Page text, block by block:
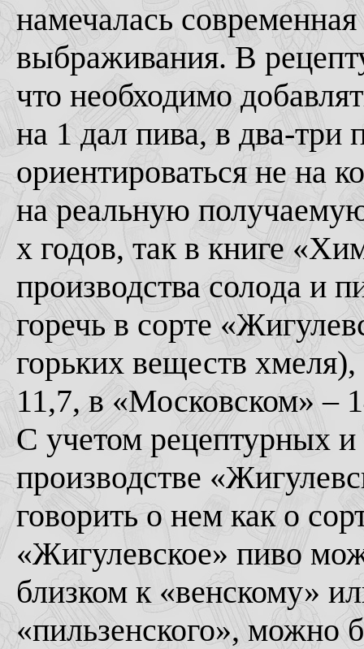
намечалась
выбраживания. В
что необходимо
на 1 дал пива, в два-три
ориентироваться не на
на реальную
х годов, так в книге
производства солода и
горечь в сорте
горьких веществ
11,7, в «Московском» –
С учетом рецептурных и
производстве
говорить о нем как о
«Жигулевское» пиво
близком к «венскому»
«пильзенского», можно